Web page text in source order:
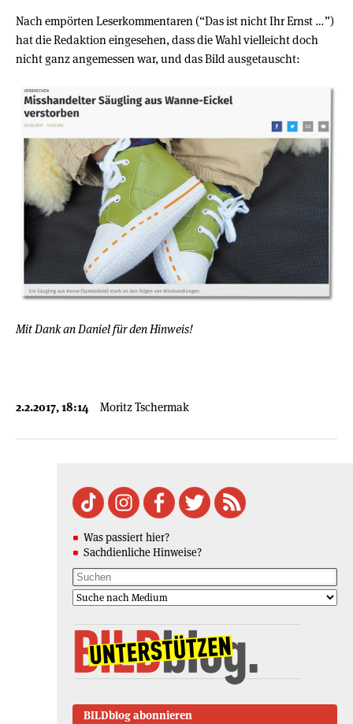
Nach empörten Leserkommentaren (“Das ist nicht Ihr Ernst …”)
hat die Redaktion eingesehen, dass die Wahl vielleicht doch
nicht ganz angemessen war, und das Bild ausgetauscht:
Mit Dank an Daniel für den Hinweis!
2.2.2017, 18:14 Moritz Tschermak
Was passiert hier?
Sachdienliche Hinweise?
BILDblog abonnieren